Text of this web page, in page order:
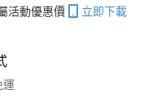
活動優惠價 立即下載
運